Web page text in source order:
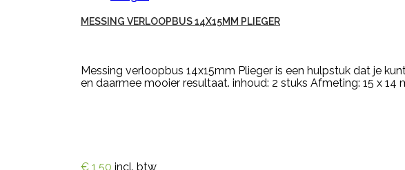
MESSING VERLOOPBUS 14X15MM PLIEGER
Messing verloopbus 14x15mm Plieger is een hulpstuk dat je
en daarmee mooier resultaat. inhoud: 2 stuks Afmeting: 15 x 14
€ 1,50 incl. btw